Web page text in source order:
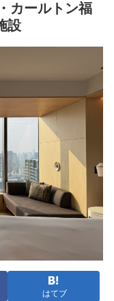
カールトン福
設
はてブ